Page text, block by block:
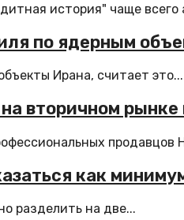
история" чаще всего
по ядерным
Ирана, считает это...
вторичном
продавцов
как
разделить на две...